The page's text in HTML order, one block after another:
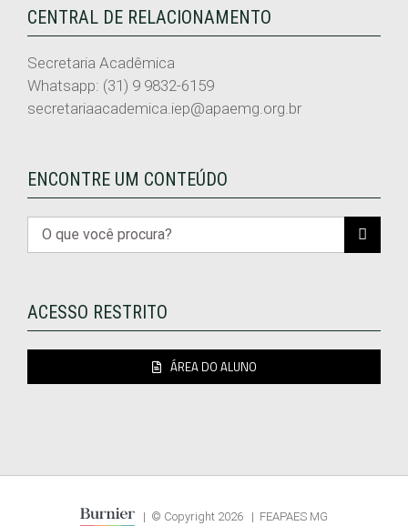
CENTRAL DE RELACIONAMENTO
Secretaria Acadêmica
Whatsapp: (31) 9 9832-6159
secretariaacademica.iep@apaemg.org.br
ENCONTRE UM CONTEÚDO
Buscar
resultados
ACESSO RESTRITO
ÁREA DO ALUNO
| © Copyright 2026 | FEAPAES MG